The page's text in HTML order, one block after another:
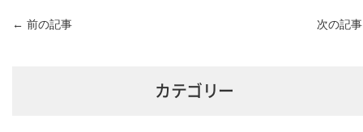
← 前の記事 次の記
カテゴリー